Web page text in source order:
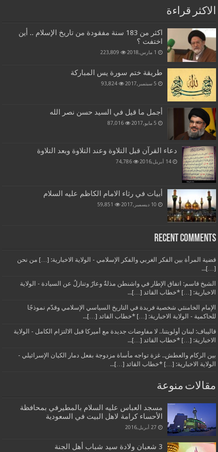
الاكثر قراءة
اكثر من 183 سنة مفقودة من تاريخ الإسلام .. أين
اختفت ؟
1 مارس,2018 223,809
طريقة ختم سورة يس المباركة
5 سبتمبر,2017 93,824
أجمل ما قيل في السيد حسن نصر الله
5 مايو,2017 87,016
دعاء القرآن قبل التلاوة وعند التلاوة وبعد التلاوة
14 أبريل,2016 74,786
أبيات في رثاء الامام الكاظم عليه السلام
10 ديسمبر,2017 59,851
Recent Comments
قضية المرأة بين الفكر الغربي والفكر الإسلامي - الولاية الاخبارية: […] من نحن
[…]...
الشيخ قاسم: اتفاق الإطار في واشنطن مذلةٌ وعارٌ وتنازلٌ عن السيادة - الولاية
الاخبارية: […] *خطاب القائد […]...
الإمام الخامنئي شخصية فريدة في التاريخ السياسي الإسلامي وقدّم نموذجًا
للحاكمية - الولاية الاخبارية: […] *خطاب القائد […]...
قاليباف: لبنان أولويتنا.. لا مفاوضات جديدة مع أميركا قبل الالتزام الكامل - الولاية
الاخبارية: […] *خطاب القائد […]...
بين الركام والعطش.. غزة تواجه مأساة مزدوجة بفعل دمار الكيان الإسرائيلي -
الولاية الاخبارية: […] *خطاب القائد […]...
مقالات منوعة
مسجد العباس عليه السلام بالمطيرفي بمحافظة
الأحساء كرامة لاهل البيت في السعودية
27 أبريل,2016
3 شعبان ولادة سيد شباب أهل الجنة